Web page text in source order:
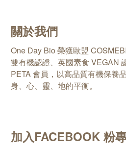
關於我們
One Day Bio 榮獲歐盟
雙有機認證、英國素食 VEGAN
PETA 會員 ，以高品質有機保養
身、心、靈、地的平衡。
加入FACEBOOK 粉